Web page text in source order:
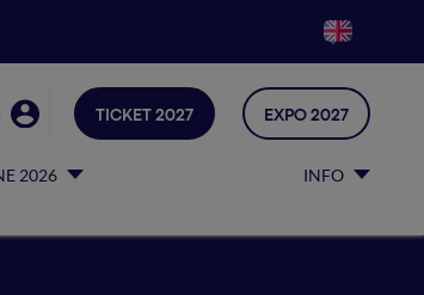
2026 INFO
TICKET 2027 EXPO 2027